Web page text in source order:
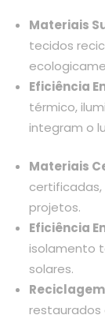
Materiais
tecidos
Eficiência
térmico,
integram o
Materiais
projetos.
Eficiência
isolamento
solares.
restaurados